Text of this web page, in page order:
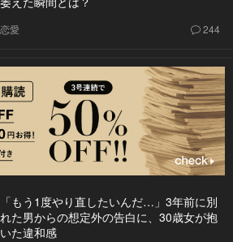
恋愛 244
「もう1度やり直したいんだ…」3年前に別
れた男からの想定外の告白に、30歳女が抱
いた違和感